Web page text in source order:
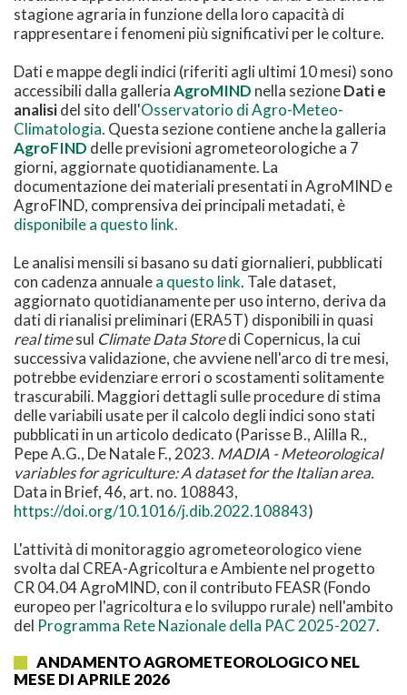
stagione agraria in funzione della loro capacità di
rappresentare i fenomeni più significativi per le colture.
Dati e mappe degli indici (riferiti agli ultimi 10 mesi) sono
accessibili dalla galleriaAgroMIND nella sezioneDati e
analisidel sito dell'Osservatorio di Agro-Meteo-
Climatologia. Questa sezione contiene anche la galleria
AgroFIND delle previsioni agrometeorologiche a 7
giorni, aggiornate quotidianamente. La
documentazione dei materiali presentati in AgroMIND e
AgroFIND, comprensiva dei principali metadati, è
disponibile a questo link.
Le analisi mensili si basano su dati giornalieri, pubblicati
con cadenza annualea questo link. Tale dataset,
aggiornato quotidianamente per uso interno, deriva da
dati di rianalisi preliminari (ERA5T) disponibili in quasi
real timesul Climate Data Storedi Copernicus, la cui
successiva validazione, che avviene nell'arco di tre mesi,
potrebbe evidenziare errori o scostamenti solitamente
trascurabili. Maggiori dettagli sulle procedure di stima
delle variabili usate per il calcolo degli indici sono stati
pubblicati in un articolo dedicato (Parisse B., Alilla R.,
Pepe A.G., De Natale F., 2023. MADIA - Meteorological
variables for agriculture: A dataset for the Italian area.
Data in Brief, 46, art. no. 108843,
https://doi.org/10.1016/j.dib.2022.108843)
L'attività di monitoraggio agrometeorologico viene
svolta dal CREA-Agricoltura e Ambiente nel progetto
CR 04.04 AgroMIND, con il contributo FEASR (Fondo
europeo per l'agricoltura e lo sviluppo rurale) nell'ambito
del Programma Rete Nazionale della PAC 2025-2027.
ANDAMENTO AGROMETEOROLOGICO NEL
MESE DI APRILE 2026